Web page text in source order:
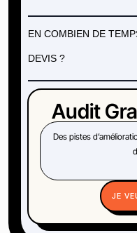
EN COMBIEN DE
DEVIS ?
Audit
Des pistes
JE